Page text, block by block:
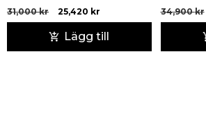
31,000kr 25,420 kr
Lägg till
34,900kr